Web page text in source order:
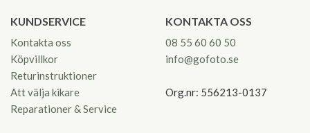
KUNDSERVICE
Kontakta oss
Köpvillkor
Returinstruktioner
Att välja kikare
Reparationer & Service
KONTAKTA OSS
08 55 60 60 50
info@gofoto.se
Org.nr: 556213-0137